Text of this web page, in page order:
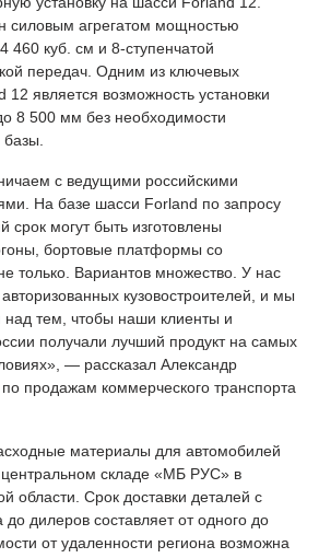
силовым агрегатом мощностью
куб. см и 8-ступенчатой
передач. Одним из ключевых
является возможность установки
8 500 мм без необходимости
базы.
c ведущими российскими
На базе шасси Forland по запросу
срок могут быть изготовлены
бортовые платформы со
только. Вариантов множество. У нас
кузовостроителей, и мы
над тем, чтобы наши клиенты и
получали лучший продукт на самых
— рассказал Александр
продажам коммерческого транспорта
материалы для автомобилей
складе «МБ РУС» в
области. Срок доставки деталей с
до дилеров составляет от одного до
от удаленности региона возможна